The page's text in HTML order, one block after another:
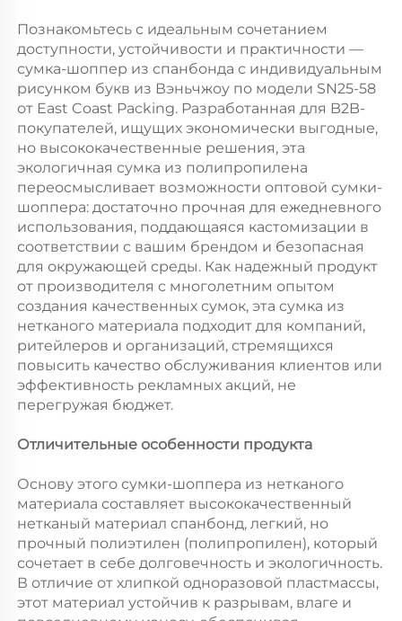
Познакомьтесь с идеальным сочетанием
доступности, устойчивости и практичности —
сумка-шоппер из спанбонда с индивидуальным
рисунком букв из Вэньчжоу по модели SN25-58
от East Coast Packing. Разработанная для B2B-
покупателей, ищущих экономически выгодные,
но высококачественные решения, эта
экологичная сумка из полипропилена
переосмысливает возможности оптовой сумки-
шоппера: достаточно прочная для ежедневного
использования, поддающаяся кастомизации в
соответствии с вашим брендом и безопасная
для окружающей среды. Как надежный продукт
от производителя с многолетним опытом
создания качественных сумок, эта сумка из
нетканого материала подходит для компаний,
ритейлеров и организаций, стремящихся
повысить качество обслуживания клиентов или
эффективность рекламных акций, не
перегружая бюджет.
Отличительные особенности продукта
Основу этого сумки-шоппера из нетканого
материала составляет высококачественный
нетканый материал спанбонд, легкий, но
прочный полиэтилен (полипропилен), который
сочетает в себе долговечность и экологичность.
В отличие от хлипкой одноразовой пластмассы,
этот материал устойчив к разрывам, влаге и